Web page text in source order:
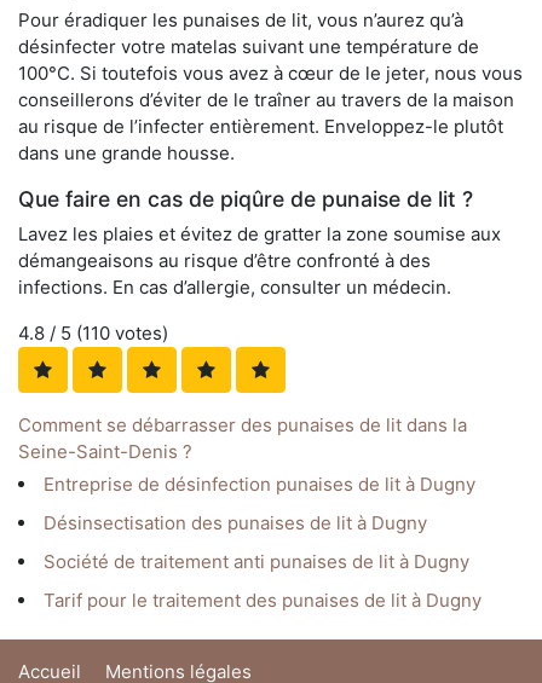
Pour éradiquer les punaises de lit, vous n’aurez qu’à
désinfecter votre matelas suivant une température de
100°C. Si toutefois vous avez à cœur de le jeter, nous vous
conseillerons d’éviter de le traîner au travers de la maison
au risque de l’infecter entièrement. Enveloppez-le plutôt
dans une grande housse.
Que faire en cas de piqûre de punaise de lit ?
Lavez les plaies et évitez de gratter la zone soumise aux
démangeaisons au risque d’être confronté à des
infections. En cas d’allergie, consulter un médecin.
4.8 / 5 (110 votes)
Comment se débarrasser des punaises de lit dans la
Seine-Saint-Denis ?
Entreprise de désinfection punaises de lit à Dugny
Désinsectisation des punaises de lit à Dugny
Société de traitement anti punaises de lit à Dugny
Tarif pour le traitement des punaises de lit à Dugny
Accueil Mentions légales